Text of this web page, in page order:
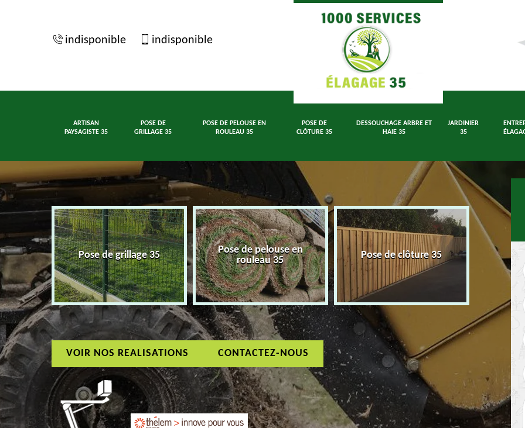
indisponible indisponible
ARTISAN
PAYSAGISTE 35
POSE DE
GRILLAGE 35
POSE DE PELOUSE EN
ROULEAU 35
POSE DE
CLÔTURE 35
DESSOUCHAGE ARBRE ET
HAIE 35
JARDINIER
35
35 Pose de grillage 35
Pose de pelouse en
rouleau 35
Pose de clôture 35
VOIR NOS REALISATIONS CONTACTEZ-NOUS